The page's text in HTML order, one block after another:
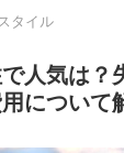
タイル
人気は？
について